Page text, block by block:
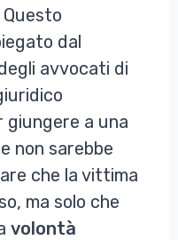
dal
avvocati di
giungere a una
non sarebbe
che la vittima
ma solo che
volontà